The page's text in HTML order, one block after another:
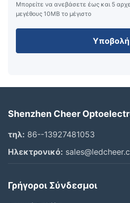
Μπορείτε να ανεβάσετε έως και 5
μεγέθους 10ΜB το μέγιστο
Υποβολή
Shenzhen Cheer
τηλ: 86--13927481053
Ηλεκτρονικό:
Γρήγοροι Σύνδεσμοι